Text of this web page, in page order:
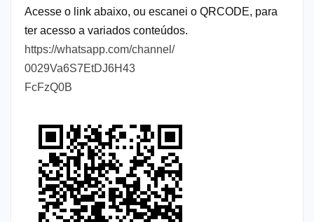
Acesse o link abaixo, ou escanei o QRCODE, para
ter acesso a variados conteúdos.
https://whatsapp.com/channel/
0029Va6S7EtDJ6H43
FcFzQ0B